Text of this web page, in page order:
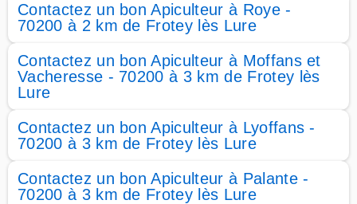
Contactez un bon Apiculteur à Roye -
70200 à 2 km de Frotey lès Lure
Contactez un bon Apiculteur à Moffans et
Vacheresse - 70200 à 3 km de Frotey lès
Lure
Contactez un bon Apiculteur à Lyoffans -
70200 à 3 km de Frotey lès Lure
Contactez un bon Apiculteur à Palante -
70200 à 3 km de Frotey lès Lure